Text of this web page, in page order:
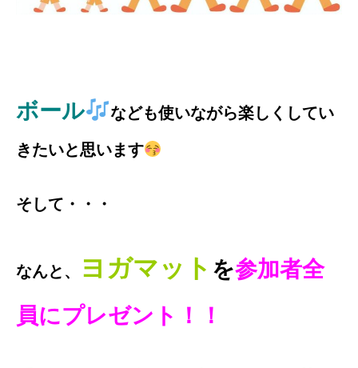
ボール なども使いながら楽しくしてい
きたいと思います
そして・・・
なんと、 ヨガマット を参加者全
員にプレゼント！！